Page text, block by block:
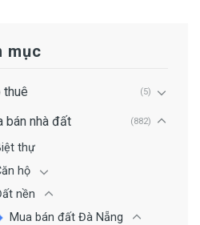
mục
thuê (5)
bán nhà đất (882)
thự
hộ
nền
Mua bán đất Đà Nẵng